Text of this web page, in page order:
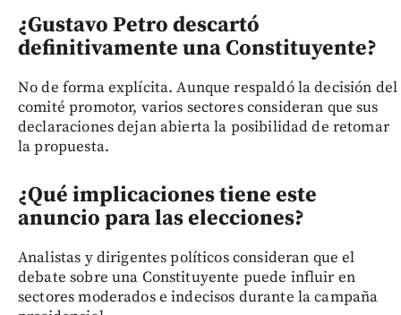
¿Gustavo Petro descartó
definitivamente una Constituyente?
No de forma explícita. Aunque respaldó la decisión del
comité promotor, varios sectores consideran que sus
declaraciones dejan abierta la posibilidad de retomar
la propuesta.
¿Qué implicaciones tiene este
anuncio para las elecciones?
Analistas y dirigentes políticos consideran que el
debate sobre una Constituyente puede influir en
sectores moderados e indecisos durante la campaña